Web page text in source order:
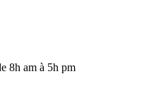
8h am à 5h pm